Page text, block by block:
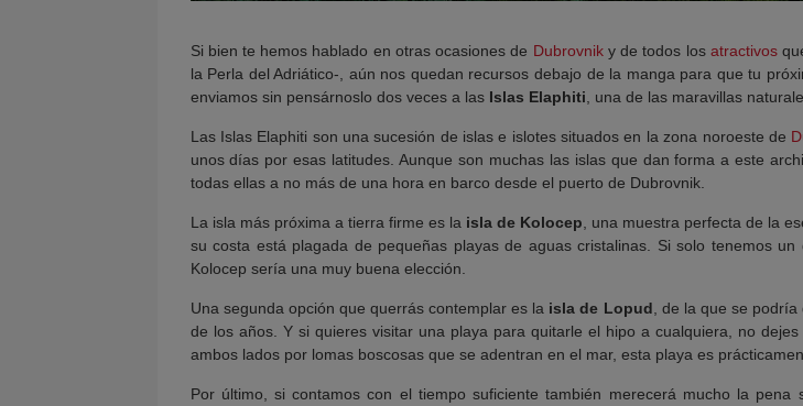
Si bien te hemos hablado en otras ocasiones de Dubrovniky de todos los atractivos
la Perla del Adriático-, aún nos quedan recursos debajo de la manga para que tu
enviamos sin pensárnoslo dos veces a las Islas Elaphiti , una de las maravillas
Las Islas Elaphiti son una sucesión de islas e islotes situados en la zona noroeste de
unos días por esas latitudes. Aunque son muchas las islas que dan forma a este
todas ellas a no más de una hora en barco desde el puerto de Dubrovnik.
La isla más próxima a tierra firme es la isla de Kolocep , una muestra perfecta de la
su costa está plagada de pequeñas playas de aguas cristalinas. Si solo tenemos
Kolocep sería una muy buena elección.
Una segunda opción que querrás contemplar es la isla de Lopud , de la que se
de los años. Y si quieres visitar una playa para quitarle el hipo a cualquiera, no
ambos lados por lomas boscosas que se adentran en el mar, esta playa es
Por último, si contamos con el tiempo suficiente también merecerá mucho la pena